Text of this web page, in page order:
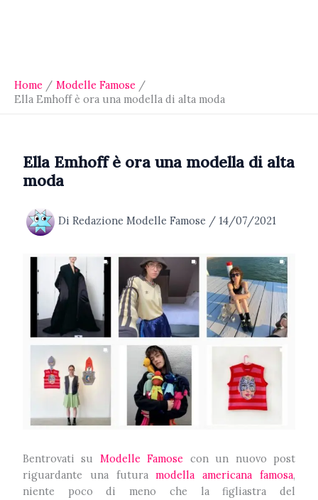
Home
Modelle Famose
Ella Emhoff è ora una modella di alta moda
Ella Emhoff è ora una modella di alta
moda
Di Redazione Modelle Famose / 14/07/2021
Bentrovati su Modelle Famose con un nuovo post
riguardante una futuramodella americana famosa,
niente poco di meno che la figliastra del